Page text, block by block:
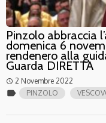
Pinzolo abbraccia
domenica 6
rendenero alla
Guarda DIRETTA
access_time 2 Novembre 2022
label PINZOLO